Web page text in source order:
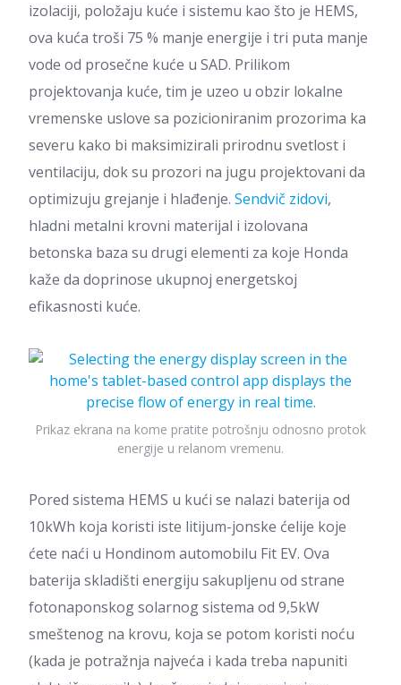
izolaciji, položaju kuće i sistemu kao što je HEMS,
ova kuća troši 75 % manje energije i tri puta manje
vode od prosečne kuće u SAD. Prilikom
projektovanja kuće, tim je uzeo u obzir lokalne
vremenske uslove sa pozicioniranim prozorima ka
severu kako bi maksimizirali prirodnu svetlost i
ventilaciju, dok su prozori na jugu projektovani da
optimizuju grejanje i hlađenje. Sendvič zidovi,
hladni metalni krovni materijal i izolovana
betonska baza su drugi elementi za koje Honda
kaže da doprinose ukupnoj energetskoj
efikasnosti kuće.
Prikaz ekrana na kome pratite potrošnju odnosno protok
energije u relanom vremenu.
Pored sistema HEMS u kući se nalazi baterija od
10kWh koja koristi iste litijum-jonske ćelije koje
ćete naći u Hondinom automobilu Fit EV. Ova
baterija skladišti energiju sakupljenu od strane
fotonaponskog solarnog sistema od 9,5kW
smeštenog na krovu, koja se potom koristi noću
(kada je potražnja najveća i kada treba napuniti